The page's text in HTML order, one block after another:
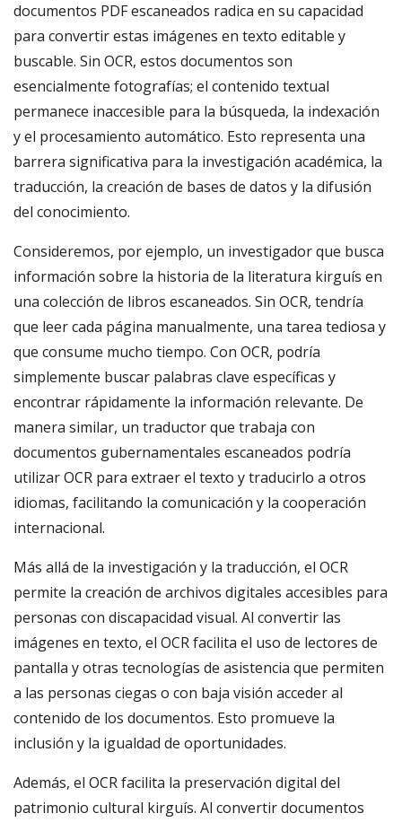
documentos PDF escaneados radica en su capacidad
para convertir estas imágenes en texto editable y
buscable. Sin OCR, estos documentos son
esencialmente fotografías; el contenido textual
permanece inaccesible para la búsqueda, la indexación
y el procesamiento automático. Esto representa una
barrera significativa para la investigación académica, la
traducción, la creación de bases de datos y la difusión
del conocimiento.
Consideremos, por ejemplo, un investigador que busca
información sobre la historia de la literatura kirguís en
una colección de libros escaneados. Sin OCR, tendría
que leer cada página manualmente, una tarea tediosa y
que consume mucho tiempo. Con OCR, podría
simplemente buscar palabras clave específicas y
encontrar rápidamente la información relevante. De
manera similar, un traductor que trabaja con
documentos gubernamentales escaneados podría
utilizar OCR para extraer el texto y traducirlo a otros
idiomas, facilitando la comunicación y la cooperación
internacional.
Más allá de la investigación y la traducción, el OCR
permite la creación de archivos digitales accesibles para
personas con discapacidad visual. Al convertir las
imágenes en texto, el OCR facilita el uso de lectores de
pantalla y otras tecnologías de asistencia que permiten
a las personas ciegas o con baja visión acceder al
contenido de los documentos. Esto promueve la
inclusión y la igualdad de oportunidades.
Además, el OCR facilita la preservación digital del
patrimonio cultural kirguís. Al convertir documentos